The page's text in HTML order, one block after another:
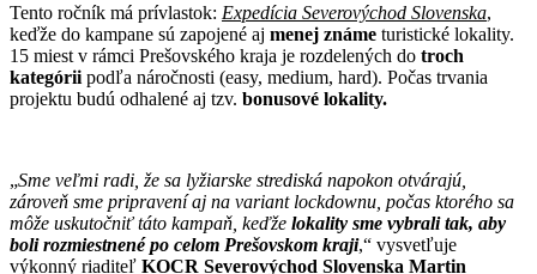
Tento ročník má prívlastok: Expedícia Severovýchod Slovenska,
keďže do kampane sú zapojené aj menej známe turistické lokality.
15 miest v rámci Prešovského kraja je rozdelených do troch
kategórii podľa náročnosti (easy, medium, hard). Počas trvania
projektu budú odhalené aj tzv. bonusové lokality.
„Sme veľmi radi, že sa lyžiarske strediská napokon otvárajú,
zároveň sme pripravení aj na variant lockdownu, počas ktorého sa
môže uskutočniť táto kampaň, keďže lokality sme vybrali tak, aby
boli rozmiestnené po celom Prešovskom kraji,“ vysvetľuje
výkonný riaditeľ KOCR Severovýchod Slovenska Martin